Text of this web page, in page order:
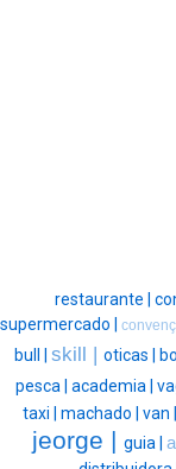
restaurante |
supermercado |
bull | skill | oticas |
pesca | academia |
taxi | machado | van |
jeorge | guia |